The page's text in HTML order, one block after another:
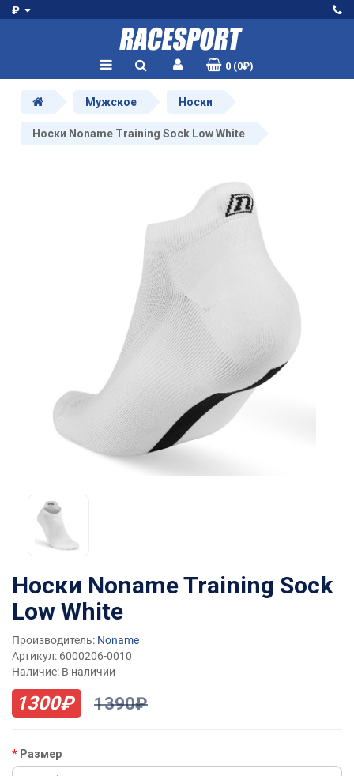
₽
0 (0₽)
Мужское Носки
Носки Noname Training Sock Low White
Носки Noname Training Sock
Low White
Производитель: Noname
Артикул: 6000206-0010
Наличие: В наличии
1300₽ 1390₽
Размер